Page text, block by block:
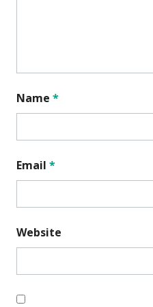
Name *
Email *
Website